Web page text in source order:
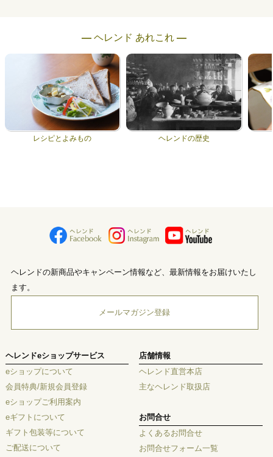
― ヘレンド あれこれ ―
レシピとよみもの ヘレンドの歴史
ヘレンドの新商品やキャンペーン情報など、最新情報をお届けいたし
ます。
メールマガジン登録
ヘレンドeショップサービス
eショップについて
会員特典/新規会員登録
eショップご利用案内
eギフトについて
ギフト包装等について
ご配送について
店舗情報
ヘレンド直営本店
主なヘレンド取扱店
お問合せ
よくあるお問合せ
お問合せフォーム一覧